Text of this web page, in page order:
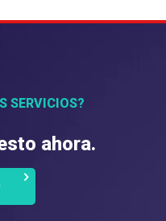
SERVICIOS?
ahora.